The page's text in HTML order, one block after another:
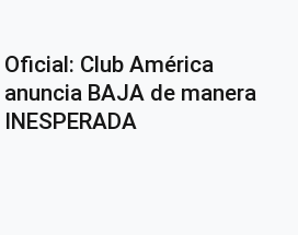
Oficial: Club América
anuncia BAJA de manera
INESPERADA